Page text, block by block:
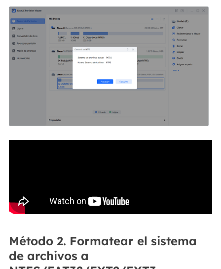
Método 2. Formatear el sistema
de archivos a